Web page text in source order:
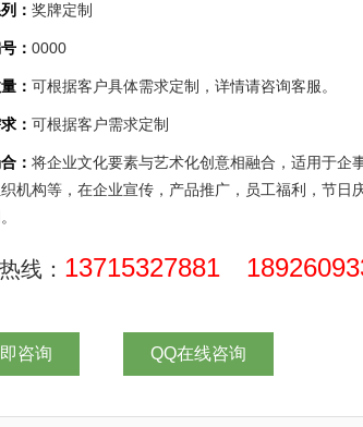
： 奖牌定制
： 0000
： 可根据客户具体需求定制，详情请咨询客服。
： 可根据客户需求定制
： 将企业文化要素与艺术化创意相融合，适用于企
机构等，在企业宣传，产品推广，员工福利，节日
线： 13715327881
咨询 QQ在线咨询